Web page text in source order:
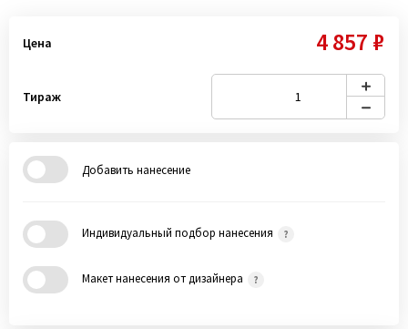
Цена 4 857 ₽
Тираж
Добавить нанесение
Индивидуальный подбор нанесения
Макет нанесения от дизайнера